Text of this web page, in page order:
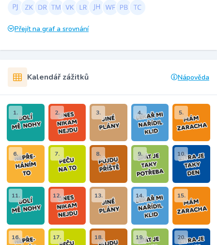
Přejít na graf a srovnání
Kalendář zážitků Nápověda
1. 2. 3. 4. 5.
6. 7. 8. 9. 10.
11. 12. 13. 14. 15.
16. 17. 18. 19. 20.